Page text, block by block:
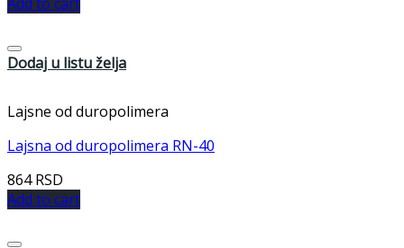
Dodaj u listu želja
Lajsne od duropolimera
Lajsna od duropolimera RN-40
864RSD
Add to cart